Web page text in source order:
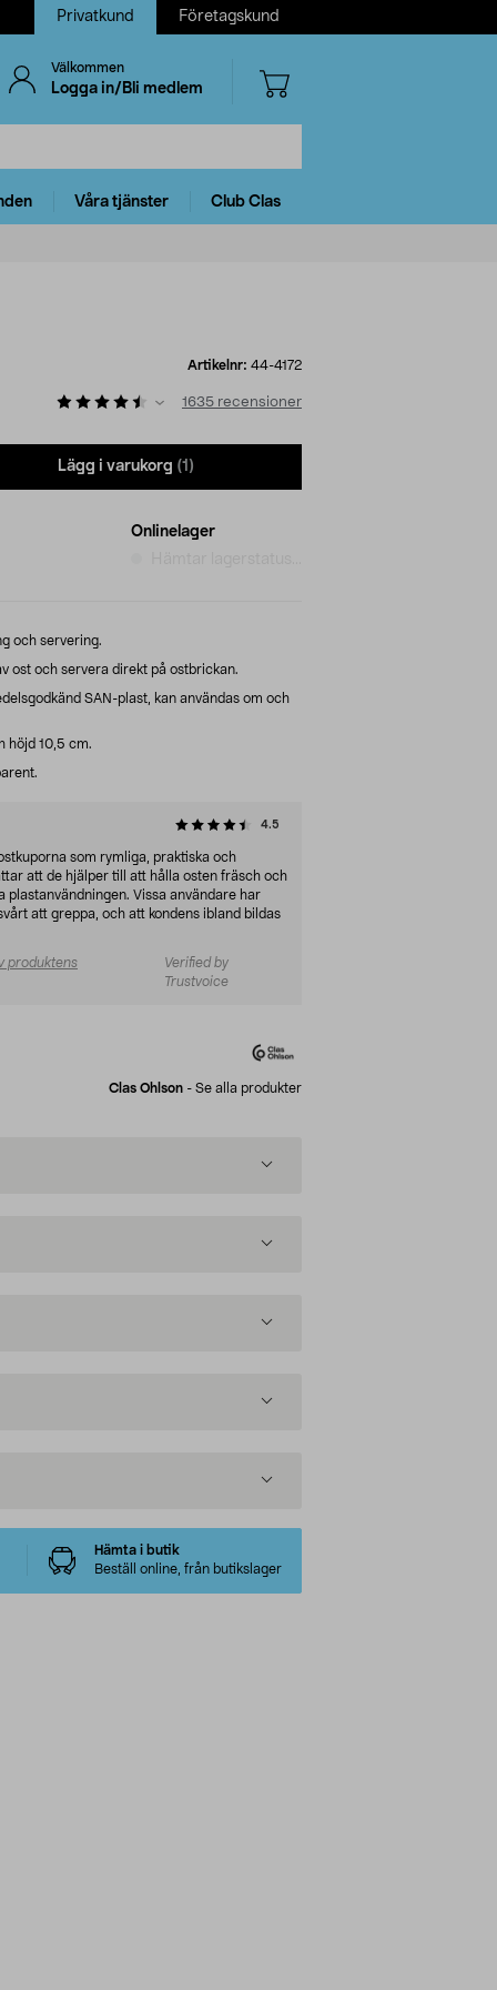
Privatkund Företagskund
Välkommen
Logga in/Bli medlem
Våra tjänster Club Clas
Artikelnr: 44-4172
1635 recensioner
Lägg i varukorg (1)
Onlinelager
och servering.
ost och servera direkt på ostbrickan.
SAN-plast, kan användas om och
höjd 10,5 cm.
4.5
som rymliga, praktiska och
att de hjälper till att hålla osten fräsch och
Vissa användare har
att greppa, och att kondens ibland bildas
produktens
Verified by
Trustvoice
Clas Ohlson - Se alla produkter
Hämta i butik
Beställ online, från butikslager